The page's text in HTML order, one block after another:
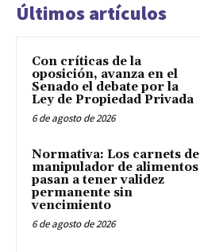
Últimos artículos
Con críticas de la
oposición, avanza en el
Senado el debate por la
Ley de Propiedad Privada
6 de agosto de 2026
Normativa: Los carnets de
manipulador de alimentos
pasan a tener validez
permanente sin
vencimiento
6 de agosto de 2026